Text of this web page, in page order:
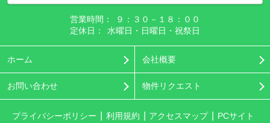
営業時間：
９：３０－１８：００
定休日：
水曜日・日曜日・祝祭日
ホーム 会社概要
お問い合わせ 物件リクエスト
プライバシーポリシー 利用規約 アクセスマップ
PCサイト